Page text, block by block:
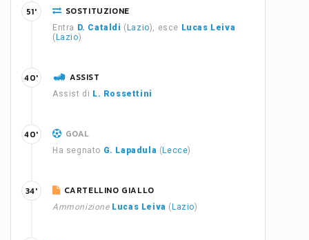
SOSTITUZIONE
Entra D. Cataldi ( Lazio), esce Lucas Leiva
( Lazio)
51'
ASSIST
Assist di L. Rossettini
40'
GOAL
Ha segnato G. Lapadula ( Lecce)
40'
CARTELLINO GIALLO
Ammonizione Lucas Leiva ( Lazio)
34'